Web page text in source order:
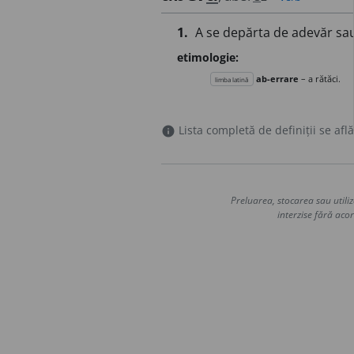
1. A se depărta de adevăr
etimologie:
limba latină ab-errare – a rătăci.
info Lista completă de definiții se
Preluarea, stocarea sau
interzise fără